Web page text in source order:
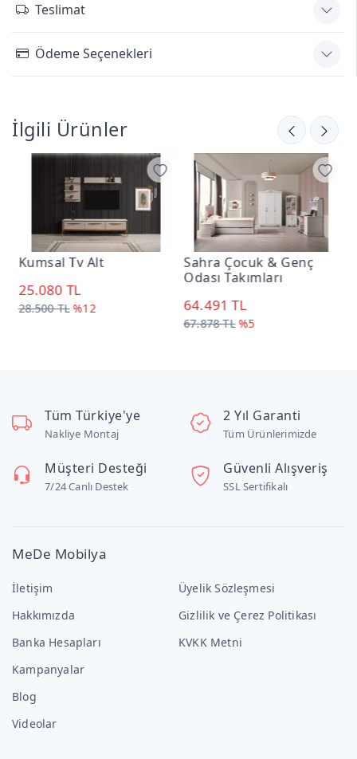
Teslimat
Ödeme Seçenekleri
İlgili Ürünler
Kumsal Tv Alt
25.080 TL
28.500 TL %12
Sahra Çocuk & Genç
Odası Takımları
64.491 TL
67.878 TL %5
Tüm Türkiye'ye
Nakliye Montaj
2 Yıl Garanti
Tüm Ürünlerimizde
Müşteri Desteği
7/24 Canlı Destek
Güvenli Alışveriş
SSL Sertifikalı
MeDe Mobilya
İletişim
Hakkımızda
Banka Hesapları
Kampanyalar
Blog
Videolar
Üyelik Sözleşmesi
Gizlilik ve Çerez Politikası
KVKK Metni